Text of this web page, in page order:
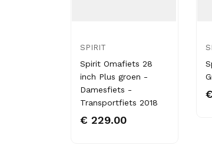
SPIRIT
Spirit Omafiets 28
inch Plus groen -
Damesfiets -
Transportfiets 2018
€ 229.00